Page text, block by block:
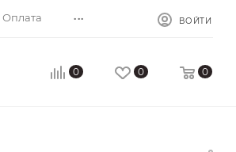
Оплата ... ВОЙТИ
0 0 0